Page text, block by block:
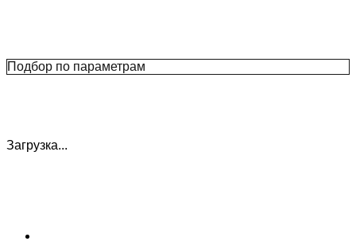
Подбор по параметрам
Загрузка...